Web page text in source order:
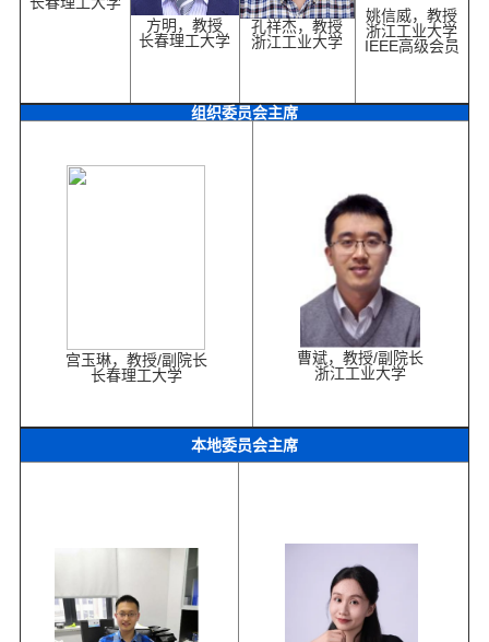
方明，教授
长春理工大学
孔祥杰，教授
浙江工业大学
姚信威，教授
浙江工业大学
IEEE高级会员
组织委员会主席
宫玉琳，教授/副院长
长春理工大学
曹斌，教授/副院长
浙江工业大学
本地委员会主席